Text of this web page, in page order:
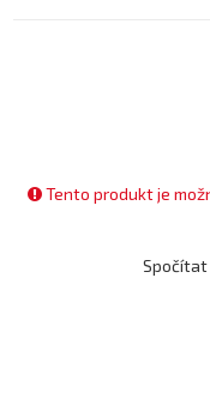
Tento produkt je